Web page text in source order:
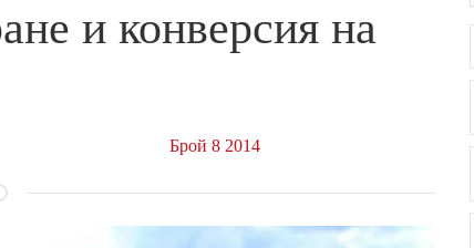
и конверсия на
Брой 8 2014